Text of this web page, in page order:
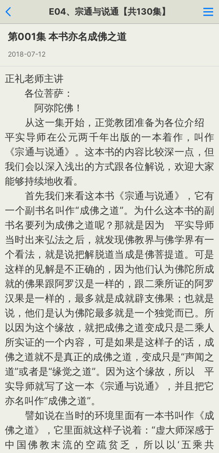
E04、宗通与说通【共130集】
第001集 本书亦名成佛之道
2018-07-12
正礼老师主讲
各位菩萨：
阿弥陀佛！
从这一集开始，正觉教团准备为各位介绍
平实导师在公元两千年出版的一本着作，叫作
《宗通与说通》。这本书的内容比较深一点，但
我们会以深入浅出的方式跟各位解说，欢迎大家
能够持续地收看。
首先我们来看这本书《宗通与说通》，它有
一个副书名叫作“成佛之道”。为什么这本书的副
书名要列为成佛之道呢？那就是因为 平实导师
当时出来弘法之后，就发现佛教界与佛学界有一
个看法，就是说把解脱道当成是佛菩提道。可是
这样的见解是不正确的，因为他们认为佛陀所成
就的佛果跟阿罗汉是一样的，跟二乘所证的阿罗
汉果是一样的，最多就是成就辟支佛果；也就是
说，他们是认为佛陀最多就是一个独觉而已。所
以因为这个缘故，就把成佛之道变成只是二乘人
所实证的一个内容，可是如果是这样子的话，成
佛之道就不是真正的成佛之道，变成只是“声闻之
道”或者是“缘觉之道”。因为这个缘故，所以 平
实导师就写了这一本《宗通与说通》，并且把它
亦名叫作“成佛之道”。
譬如说在当时的环境里面有一本书叫作《成
佛之道》，它里面就这样子说着：“虚大师深感于
中国佛教末流的空疏贫乏，所以以‘五乘共